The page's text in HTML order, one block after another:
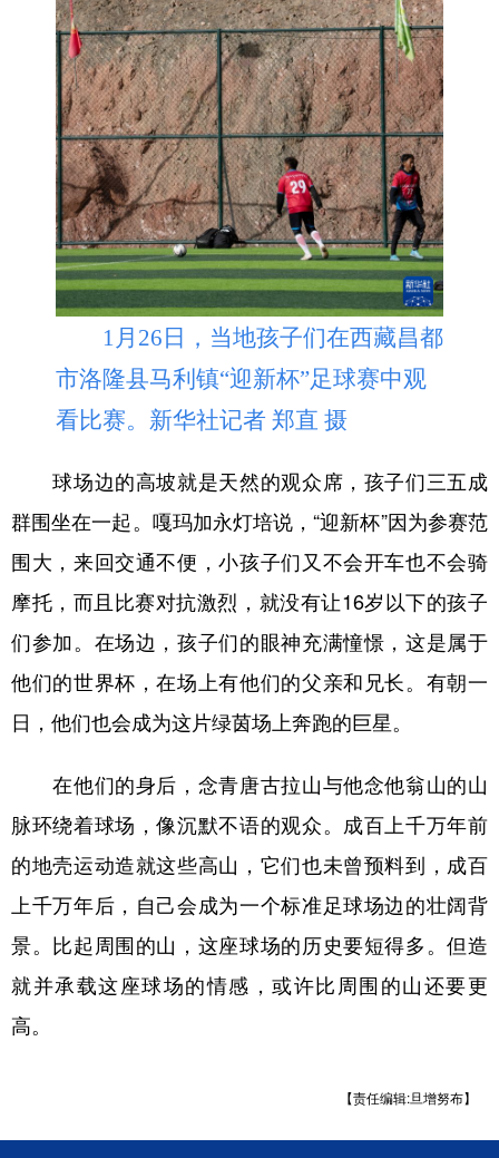
1月26日，当地孩子们在西藏昌都
市洛隆县马利镇“迎新杯”足球赛中观
看比赛。新华社记者 郑直 摄
球场边的高坡就是天然的观众席，孩子们三五成
群围坐在一起。嘎玛加永灯培说，“迎新杯”因为参赛范
围大，来回交通不便，小孩子们又不会开车也不会骑
摩托，而且比赛对抗激烈，就没有让16岁以下的孩子
们参加。在场边，孩子们的眼神充满憧憬，这是属于
他们的世界杯，在场上有他们的父亲和兄长。有朝一
日，他们也会成为这片绿茵场上奔跑的巨星。
在他们的身后，念青唐古拉山与他念他翁山的山
脉环绕着球场，像沉默不语的观众。成百上千万年前
的地壳运动造就这些高山，它们也未曾预料到，成百
上千万年后，自己会成为一个标准足球场边的壮阔背
景。比起周围的山，这座球场的历史要短得多。但造
就并承载这座球场的情感，或许比周围的山还要更
高。
【责任编辑:旦增努布】